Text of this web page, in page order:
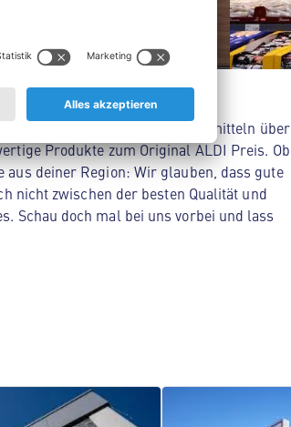
Herz begehrt - von Lebensmitteln über
Produkte zum Original ALDI Preis. Ob
deiner Region: Wir glauben, dass gute
nicht zwischen der besten Qualität und
Schau doch mal bei uns vorbei und lass